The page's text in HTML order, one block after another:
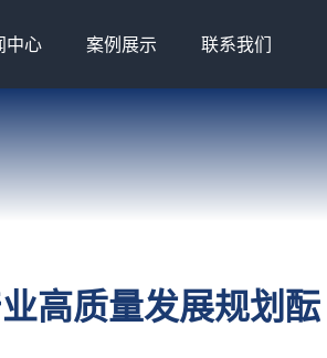
中心 案例展示 联系我们
高质量发展规划酝